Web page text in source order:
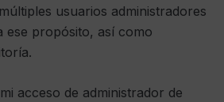
usuarios administradores
ese propósito, así como
acceso de administrador de